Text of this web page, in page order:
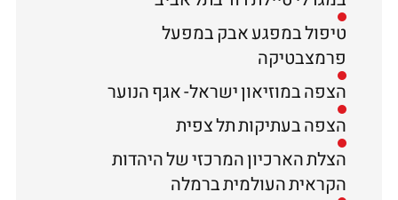
טיפול במפגע אבק במפעל
פרמצבטיקה
הצפה במוזיאון ישראל- אגף הנוער
הצפה בעתיקות תל צפית
הצלת הארכיון המרכזי של היהדות
הקראית העולמית ברמלה